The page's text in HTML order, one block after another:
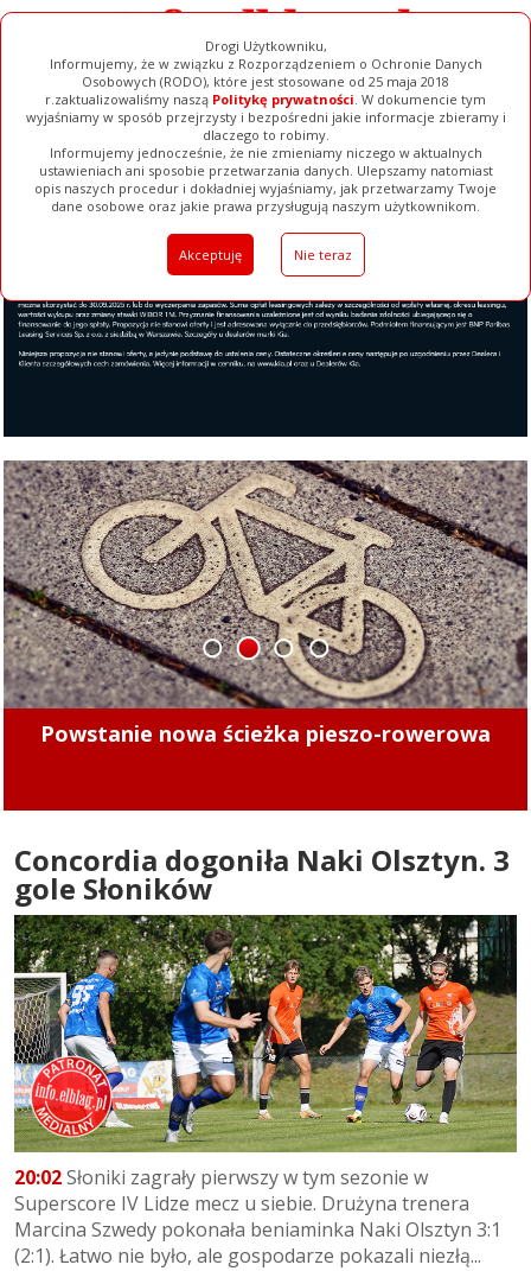
Drogi Użytkowniku,
Informujemy, że w związku z Rozporządzeniem o Ochronie Danych
Osobowych (RODO), które jest stosowane od 25 maja 2018
r.zaktualizowaliśmy naszą Politykę prywatności. W dokumencie tym
wyjaśniamy w sposób przejrzysty i bezpośredni jakie informacje zbieramy i
dlaczego to robimy.
Informujemy jednocześnie, że nie zmieniamy niczego w aktualnych
ustawieniach ani sposobie przetwarzania danych. Ulepszamy natomiast
opis naszych procedur i dokładniej wyjaśniamy, jak przetwarzamy Twoje
dane osobowe oraz jakie prawa przysługują naszym użytkownikom.
Akceptuję Nie teraz
Ogłoszenia Filmy Galerie Baza Firm Pełna Wersja
Powstanie nowa ścieżka pieszo-rowerowa
1 2 3 4
Concordia dogoniła Naki Olsztyn. 3
gole Słoników
20:02Słoniki zagrały pierwszy w tym sezonie w
Superscore IV Lidze mecz u siebie. Drużyna trenera
Marcina Szwedy pokonała beniaminka Naki Olsztyn 3:1
(2:1). Łatwo nie było, ale gospodarze pokazali niezłą...